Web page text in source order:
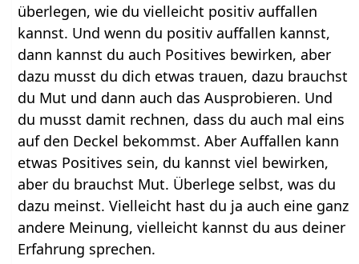
überlegen, wie du vielleicht positiv auffallen
kannst. Und wenn du positiv auffallen kannst,
dann kannst du auch Positives bewirken, aber
dazu musst du dich etwas trauen, dazu brauchst
du Mut und dann auch das Ausprobieren. Und
du musst damit rechnen, dass du auch mal eins
auf den Deckel bekommst. Aber Auffallen kann
etwas Positives sein, du kannst viel bewirken,
aber du brauchst Mut. Überlege selbst, was du
dazu meinst. Vielleicht hast du ja auch eine ganz
andere Meinung, vielleicht kannst du aus deiner
Erfahrung sprechen.